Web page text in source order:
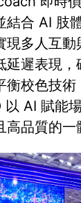
結合 AI 肢
現多人互動
遲表現，
衡校色技
AI 賦能
品質的一